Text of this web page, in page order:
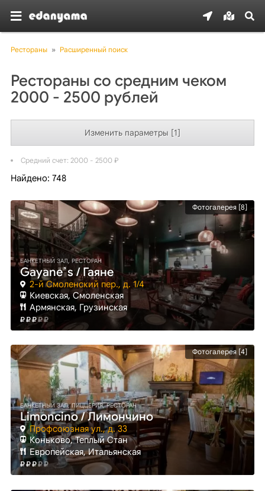
Рестораны » Расширенный поиск
Рестораны со средним чеком
2000 - 2500 рублей
Изменить параметры [1]
Средний счет: 2000 - 2500 ₽
Найдено: 748
Фотогалерея [8]
БАНКЕТНЫЙ ЗАЛ, РЕСТОРАН
Gayane`s / Гаяне
2-й Смоленский пер., д. 1/4
Киевская, Смоленская
Армянская, Грузинская
Фотогалерея [4]
БАНКЕТНЫЙ ЗАЛ, ПИЦЦЕРИЯ, РЕСТОРАН
Limoncino / Лимончино
Профсоюзная ул., д. 33
Коньково, Теплый Стан
Европейская, Итальянская